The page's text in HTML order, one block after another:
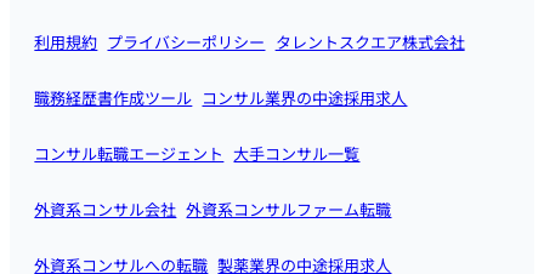
利用規約 プライバシーポリシー タレントスクエア株式会社
職務経歴書作成ツール コンサル業界の中途採用求人
コンサル転職エージェント 大手コンサル一覧
外資系コンサル会社 外資系コンサルファーム転職
外資系コンサルへの転職 製薬業界の中途採用求人